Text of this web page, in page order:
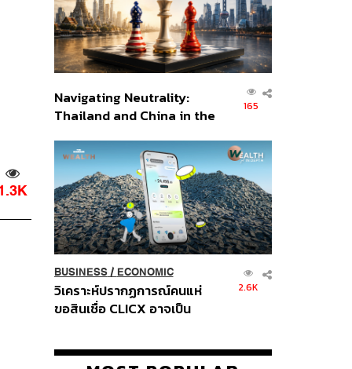
Navigating Neutrality:
Thailand and China in the
Order
165
BUSINESS/ ECONOMIC
วิเคราะห์ปรากฏการณ์คนแห่
ขอสินเชื่อ CLICX อาจเป็น
ปัญหาหนี้ครัวเรือนไทยที่ถูกซุก
2.6K